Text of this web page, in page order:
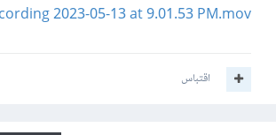
2023-05-13 at 9.01.53 PM.mov
اقتباس